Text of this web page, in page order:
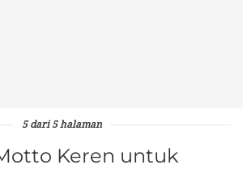
5 dari 5 halaman
Keren untuk